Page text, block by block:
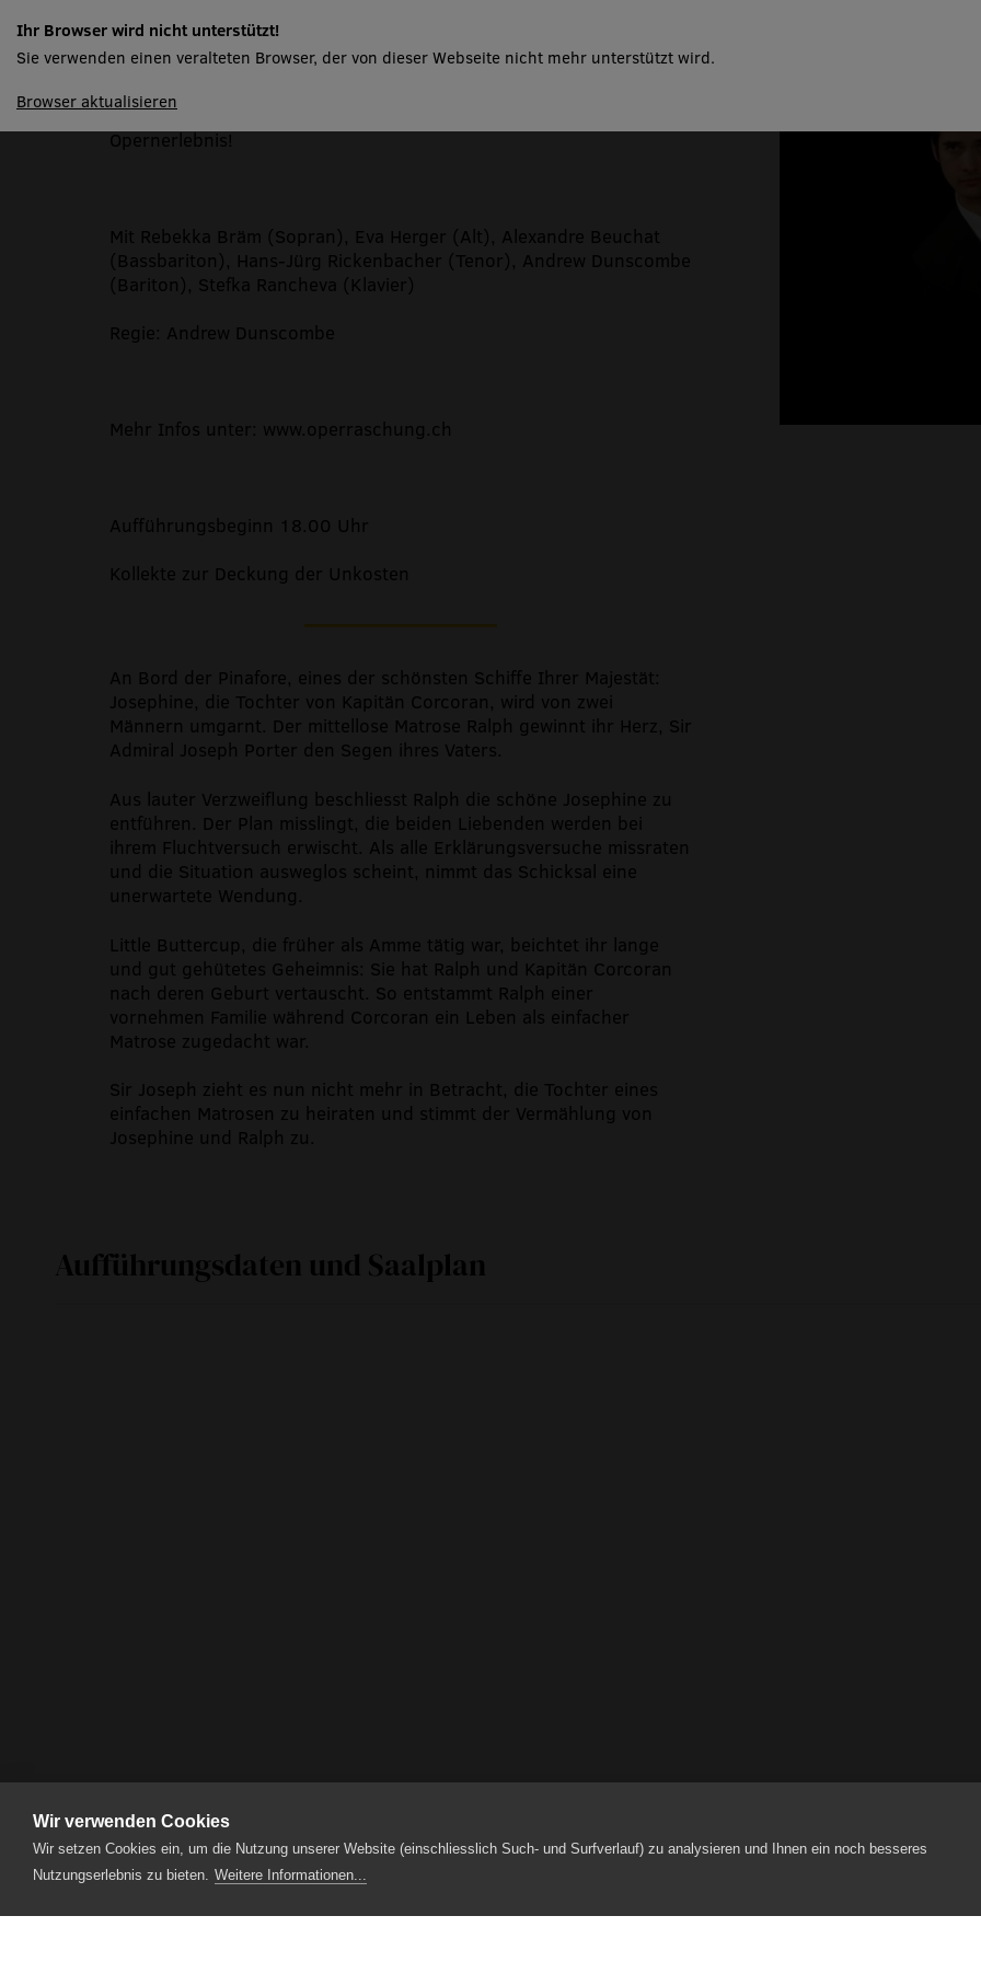
Wir verwenden Cookies
Wir setzen Cookies ein, um die Nutzung unserer Website (einschliesslich Such- und Surfverlauf) zu analysieren und Ihnen ein noch besseres
Nutzungserlebnis zu bieten. Weitere Informationen...
spielplan
Operraschung
H.M.S Pinafore von Gilbert & Sullivan - das überraschend andere
Opernerlebnis!
Mit Rebekka Bräm (Sopran), Eva Herger (Alt), Alexandre Beuchat
(Bassbariton), Hans-Jürg Rickenbacher (Tenor), Andrew Dunscombe
(Bariton), Stefka Rancheva (Klavier)
Regie: Andrew Dunscombe
Mehr Infos unter: www.operraschung.ch
Aufführungsbeginn 18.00 Uhr
Kollekte zur Deckung der Unkosten
An Bord der Pinafore, eines der schönsten Schiffe Ihrer Majestät:
Josephine, die Tochter von Kapitän Corcoran, wird von zwei
Männern umgarnt. Der mittellose Matrose Ralph gewinnt ihr Herz, Sir
Admiral Joseph Porter den Segen ihres Vaters.
Aus lauter Verzweiflung beschliesst Ralph die schöne Josephine zu
entführen. Der Plan misslingt, die beiden Liebenden werden bei
ihrem Fluchtversuch erwischt. Als alle Erklärungsversuche missraten
und die Situation ausweglos scheint, nimmt das Schicksal eine
unerwartete Wendung.
Little Buttercup, die früher als Amme tätig war, beichtet ihr lange
und gut gehütetes Geheimnis: Sie hat Ralph und Kapitän Corcoran
nach deren Geburt vertauscht. So entstammt Ralph einer
vornehmen Familie während Corcoran ein Leben als einfacher
Matrose zugedacht war.
Sir Joseph zieht es nun nicht mehr in Betracht, die Tochter eines
einfachen Matrosen zu heiraten und stimmt der Vermählung von
Josephine und Ralph zu.
Aufführungsdaten und Saalplan
Produktionen 2014 Operraschung
Ihr Browser wird nicht unterstützt!
Sie verwenden einen veralteten Browser, der von dieser Webseite nicht mehr unterstützt wird.
Browser aktualisieren